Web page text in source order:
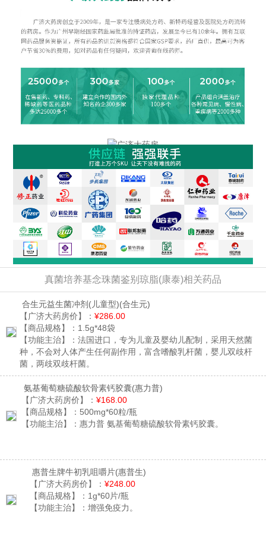
真菌培养基念珠菌鉴别琼脂(康泰)相关药品
合生元益生菌冲剂(儿童型)(合生元)
【广济大药房价】： ¥286.00
【商品规格】： 1.5g*48袋
【功能主治】： 法国进口，专为儿童及婴幼儿配制，采用天然菌
种，不会对人体产生任何副作用，富含嗜酸乳杆菌，婴儿双歧杆
菌，两歧双歧杆菌。
氨基葡萄糖硫酸软骨素钙胶囊(惠力普)
【广济大药房价】： ¥168.00
【商品规格】： 500mg*60粒/瓶
【功能主治】： 惠力普 氨基葡萄糖硫酸软骨素钙胶囊。
惠普生牌牛初乳咀嚼片(惠普生)
【广济大药房价】： ¥248.00
【商品规格】： 1g*60片/瓶
【功能主治】： 增强免疫力。